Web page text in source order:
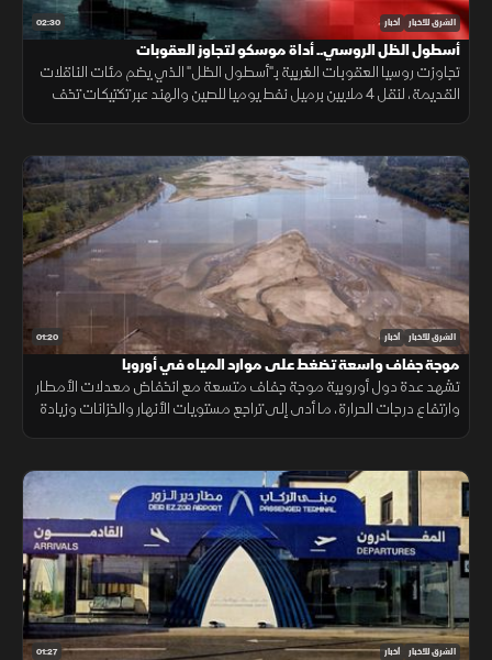
02:30 الشرق للأخبار أخبار
أسطول الظل الروسي.. أداة موسكو لتجاوز العقوبات
تجاوزت روسيا العقوبات الغربية بـ"أسطول الظل" الذي يضم مئات الناقلات
القديمة، لنقل 4 ملايين برميل نفط يوميا للصين والهند عبر تكتيكات تخف
01:20 الشرق للأخبار أخبار
موجة جفاف واسعة تضغط على موارد المياه في أوروبا
تشهد عدة دول أوروبية موجة جفاف متسعة مع انخفاض معدلات الأمطار
وارتفاع درجات الحرارة، ما أدى إلى تراجع مستويات الأنهار والخزانات وزيادة
01:27 الشرق للأخبار أخبار